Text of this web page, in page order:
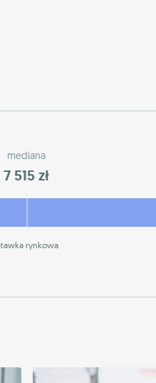
mediana
7 515 zł
rynkowa